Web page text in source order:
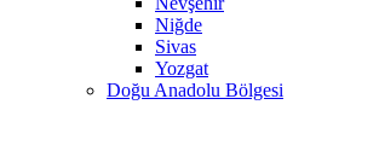
Niğde
Sivas
Yozgat
Doğu Anadolu Bölgesi